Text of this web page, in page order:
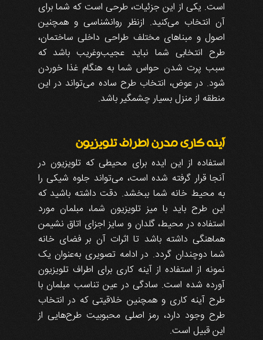
است. یکی از این جزئیات، طرحی است که شما برای
آن انتخاب می‌کنید. ازنظر روانشناسی و همچنین
اصول و مبناهای مختلف طراحی داخلی ساختمان،
طرح انتخابی شما نباید عجیب‌وغریب باشد که
سبب پرت شدن حواس شما به هنگام غذا خوردن
شود. در عوض، انتخاب طرح ساده می‌تواند در این
منطقه از منزل بسیار چشمگیر باشد.
آینه کاری مدرن اطراف تلویزیون
استفاده از این ایده برای محیطی که تلویزیون در
آنجا قرار گرفته شده است، می‌تواند جلوه شیکی را
به محیط خانه شما ببخشد. دقت داشته باشید که
این طرح باید با میز تلویزیون شما، مبلمان مورد
استفاده در محیط، گلدان و سایز اجزای اتاق نشیمن
هماهنگی داشته باشد تا اثرات آن بر فضای خانه
شما دوچندان گردد. در ادامه تصویری به‌عنوان یک
نمونه از استفاده از آینه کاری برای اطراف تلویزیون
آورده شده است. سادگی در عین تناسب مبلمان با
طرح آینه کاری و همچنین خلاقیتی که در انتخاب
طرح وجود دارد، رمز اصلی محبوبیت طرح‌هایی از
این قبیل است.